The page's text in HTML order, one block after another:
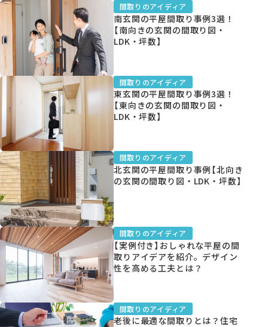
間取りのアイディア
南玄関の平屋間取り事例3選！
【南向きの玄関の間取り図・
LDK・坪数】
間取りのアイディア
東玄関の平屋間取り事例3選！
【東向きの玄関の間取り図・
LDK・坪数】
間取りのアイディア
北玄関の平屋間取り事例【北向き
の玄関の間取り図・LDK・坪数】
間取りのアイディア
【実例付き】おしゃれな平屋の間
取りアイデアを紹介。デザイン
性を高める工夫とは？
間取りのアイディア
老後に最適な間取りとは？住宅